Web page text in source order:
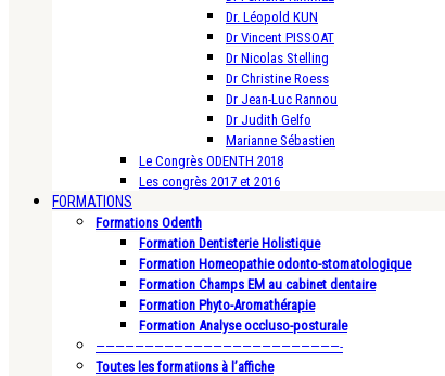
Dr. Léopold KUN
Dr Vincent PISSOAT
Dr Nicolas Stelling
Dr Christine Roess
Dr Jean-Luc Rannou
Dr Judith Gelfo
Marianne Sébastien
Le Congrès ODENTH 2018
Les congrès 2017 et 2016
FORMATIONS
Formations Odenth
Formation Dentisterie Holistique
Formation Homeopathie odonto-stomatologique
Formation Champs EM au cabinet dentaire
Formation Phyto-Aromathérapie
Formation Analyse occluso-posturale
—————————————————————————-
Toutes les formations à l’affiche